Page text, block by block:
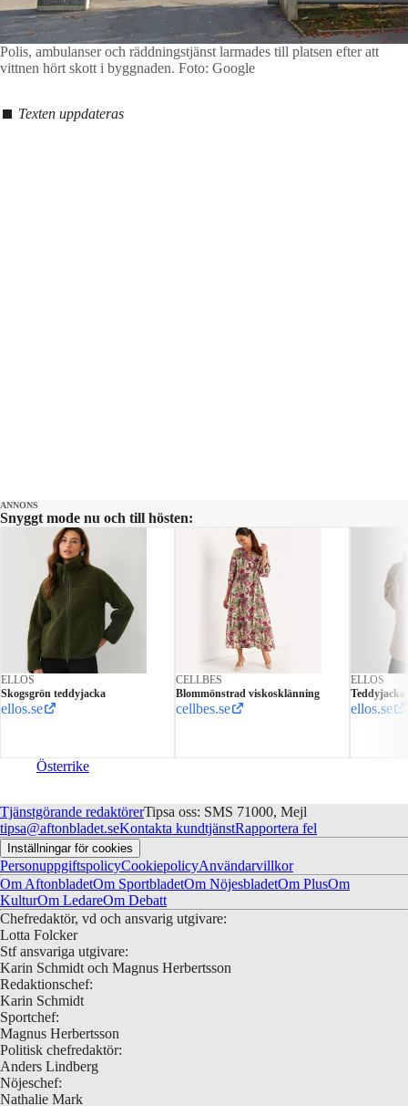
Polis, ambulanser och räddningstjänst larmades till platsen efter att
vittnen hört skott i byggnaden. Foto: Google
Texten uppdateras
ANNONS
Snyggt mode nu och till hösten:
ELLOS
Skogsgrön teddyjacka
ellos.se
CELLBES
Blommönstrad viskosklänning
cellbes.se
ELLOS
ellos.se
Österrike
Tjänstgörande redaktörerTipsa oss: SMS 71000, Mejl
tipsa@aftonbladet.seKontakta kundtjänstRapportera fel
Inställningar för cookies
PersonuppgiftspolicyCookiepolicyAnvändarvillkor
Om AftonbladetOm SportbladetOm NöjesbladetOm PlusOm
KulturOm LedareOm Debatt
Chefredaktör, vd och ansvarig utgivare:
Lotta Folcker
Stf ansvariga utgivare:
Karin Schmidt och Magnus Herbertsson
Redaktionschef:
Karin Schmidt
Sportchef:
Magnus Herbertsson
Politisk chefredaktör:
Anders Lindberg
Nöjeschef:
Nathalie Mark